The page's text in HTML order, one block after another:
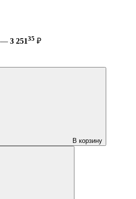
— 3 25135 ₽
В корзину